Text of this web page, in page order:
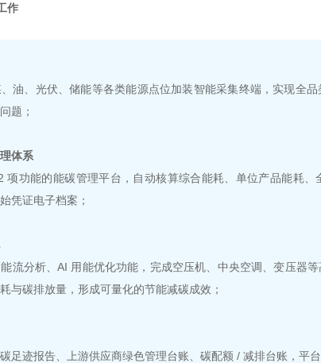
作
油、光伏、储能等各类能源点位加装智能采集终端，实现全
题；
体系
项功能的能碳管理平台，自动核算综合能耗、单位产品能耗
凭证电子档案；
流分析、AI 用能优化功能，完成空压机、中央空调、变压器
与碳排放量，形成可量化的节能减碳成效；
足迹报告、上游供应商绿色管理台账、碳配额 / 减排台账，平